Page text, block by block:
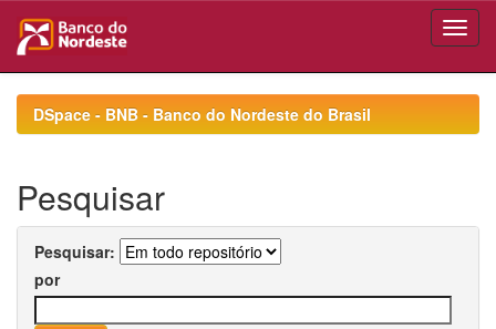
navigationDSpace - BNB - Banco do Nordeste do Brasil
Pesquisar
Pesquisar:
por